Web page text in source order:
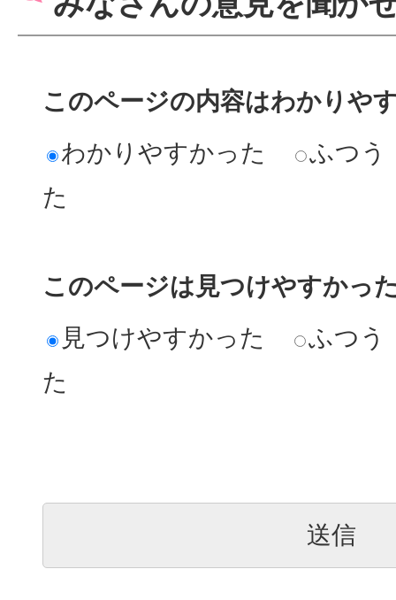
このページの内容はわかりや
わかりやすかった
ふつう
た
このページは見つけやすかっ
見つけやすかった
ふつう
た